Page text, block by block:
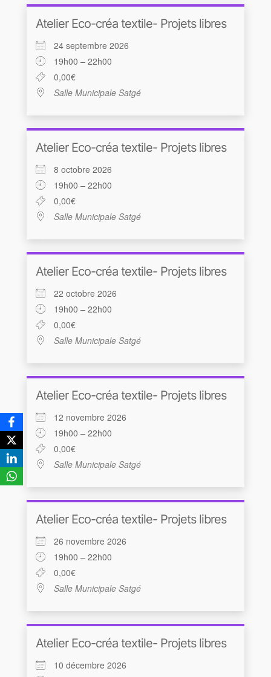
Atelier Eco-créa textile- Projets libres
24 septembre 2026
19h00 – 22h00
0,00€
Salle Municipale Satgé
Atelier Eco-créa textile- Projets libres
8 octobre 2026
19h00 – 22h00
0,00€
Salle Municipale Satgé
Atelier Eco-créa textile- Projets libres
22 octobre 2026
19h00 – 22h00
0,00€
Salle Municipale Satgé
Atelier Eco-créa textile- Projets libres
12 novembre 2026
19h00 – 22h00
0,00€
Salle Municipale Satgé
Atelier Eco-créa textile- Projets libres
26 novembre 2026
19h00 – 22h00
0,00€
Salle Municipale Satgé
Atelier Eco-créa textile- Projets libres
10 décembre 2026